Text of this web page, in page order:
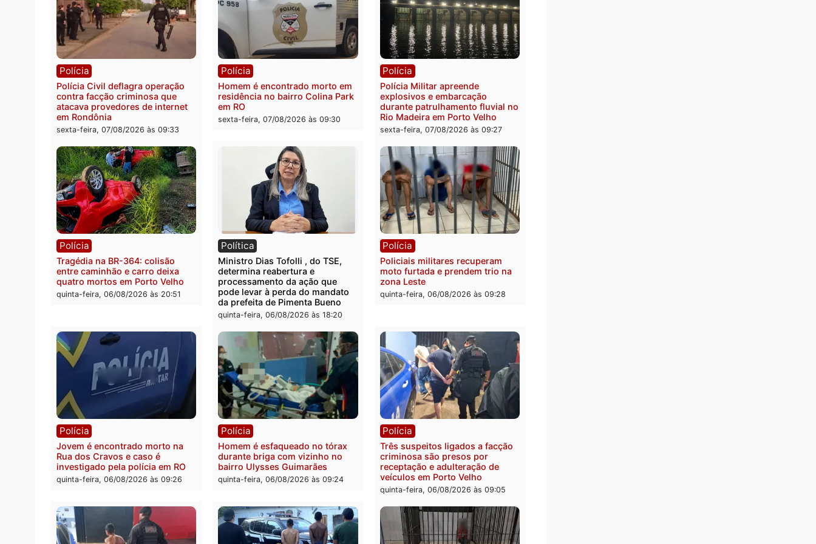
Polícia
2 MILHÕES – Unnesa apresenta
documentos que comprovam
transparência e legalidade na
operação alvo da PF
sexta-feira, 07/08/2026 às 12:24
Polícia
Polícia Federal apreende 400
quilos de drogas e prende
motorista em RO
sexta-feira, 07/08/2026 às 09:40
Casal é preso pela PRF com mais
de 72 quilos de mercúrio
escondidos em estepe em Porto
Velho
sexta-feira, 07/08/2026 às 09:38
Polícia
Polícia Civil deflagra operação
contra facção criminosa que
atacava provedores de internet
Polícia
Homem é encontrado morto em
residência no bairro Colina Park
em RO
sexta-feira, 07/08/2026 às 09:30
Polícia
Polícia Militar apreende
explosivos e embarcação
durante patrulhamento fluvial no
Polícia
Tragédia na BR-364: colisão
entre caminhão e carro deixa
quinta-feira, 06/08/2026 às 20:51
Política
Ministro Dias Tofolli , do TSE,
determina reabertura e
pode levar à perda do mandato
da prefeita de Pimenta Bueno
quinta-feira, 06/08/2026 às 18:20
Polícia
Policiais militares recuperam
moto furtada e prendem trio na
zona Leste
quinta-feira, 06/08/2026 às 09:28